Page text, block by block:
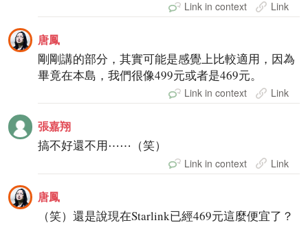
Link in context Link
唐鳳
剛剛講的部分，其實可能是感覺上比較適用，因為
畢竟在本島，我們很像499元或者是469元。
Link in context Link
張嘉翔
搞不好還不用⋯⋯（笑）
Link in context Link
唐鳳
（笑）還是說現在Starlink已經469元這麼便宜了？